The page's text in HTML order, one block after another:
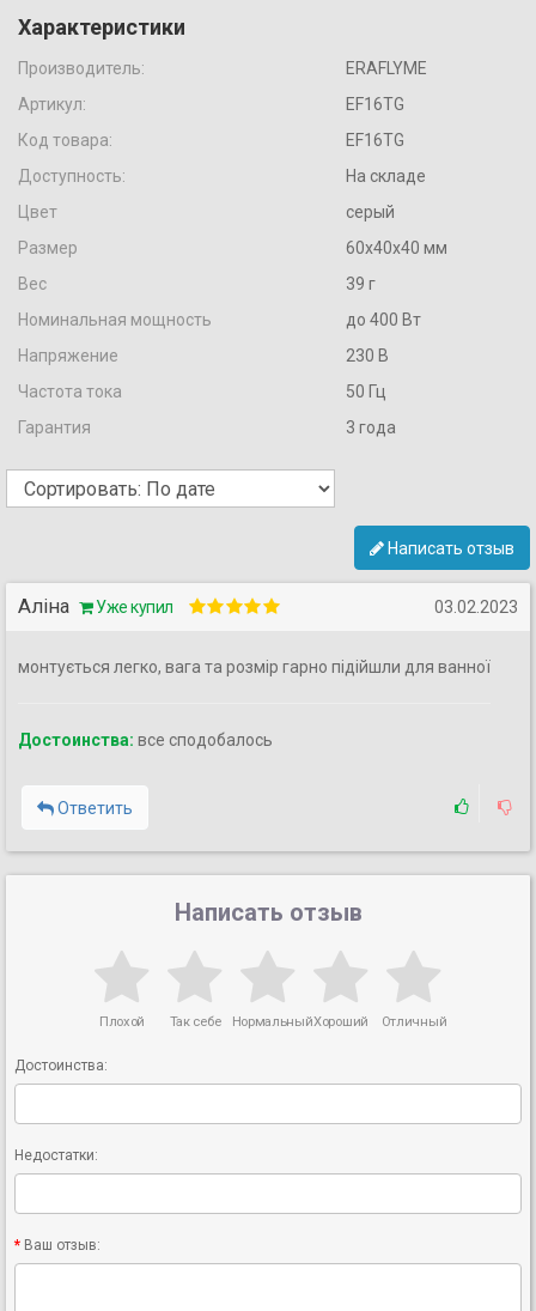
Характеристики
Производитель:
ERAFLYME
Артикул:
EF16TG
Код товара:
EF16TG
Доступность:
На складе
Цвет
серый
Размер
60х40х40 мм
Вес
39 г
Номинальная мощность
до 400 Вт
Напряжение
230 В
Частота тока
50 Гц
Гарантия
3 года
Написать отзыв
Аліна Уже купил 03.02.2023
монтується легко, вага та розмір гарно підійшли для ванної
Достоинства: все сподобалось
Ответить
Написать отзыв
Плохой Так себе НормальныйХороший Отличный
Достоинства:
Недостатки:
Ваш отзыв: